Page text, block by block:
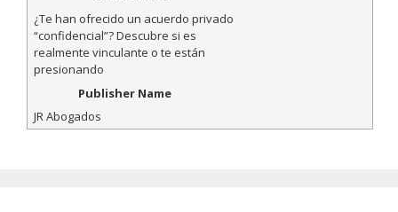
¿Te han ofrecido un acuerdo privado
“confidencial”? Descubre si es
realmente vinculante o te están
presionando
Publisher Name
JR Abogados